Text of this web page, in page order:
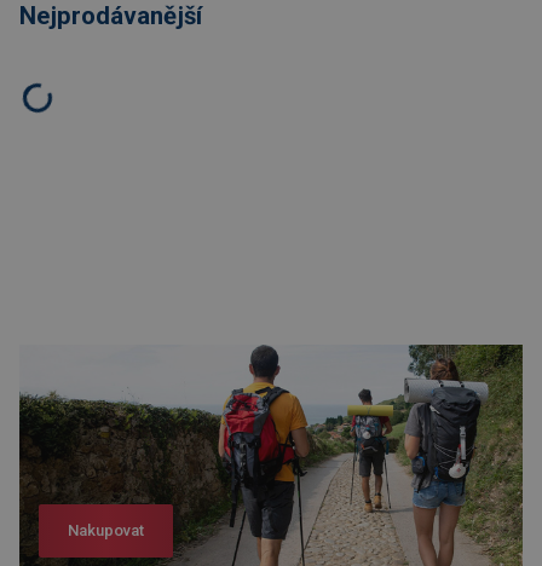
Nejprodávanější
Nakupovat